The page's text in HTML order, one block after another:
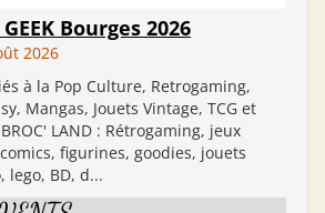
Bourges 2026
2026
à la Pop Culture, Retrogaming,
Mangas, Jouets Vintage, TCG et
LAND : Rétrogaming, jeux
figurines, goodies, jouets
lego, BD, d...